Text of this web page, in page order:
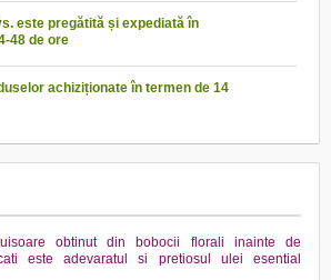
este pregătită și expediată în
48 de ore
achiziționate în termen de 14
obtinut din bobocii florali inainte de
este adevaratul si pretiosul ulei esential